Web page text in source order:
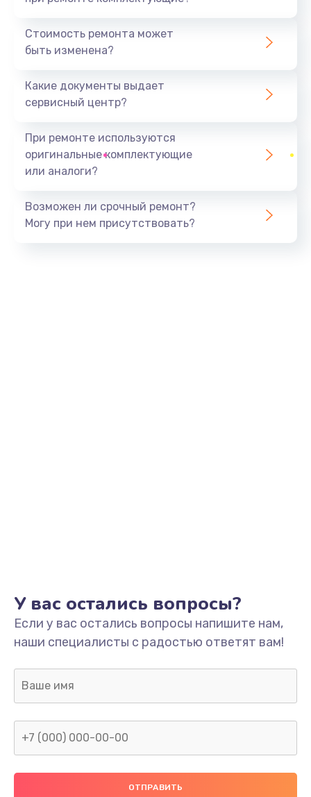
1440 руб.
Ремонт южного моста
Замена батарейки BIOS
Заказать
Замена/Pемонт карбюратора
1300 руб.
Заказать
Ремонт капиллярной трубки
400 руб.
Стоимость ремонта может
быть изменена?
Какие документы выдает
сервисный центр?
При ремонте используются
оригинальные комплектующие
или аналоги?
Возможен ли срочный ремонт?
Могу при нем присутствовать?
У вас остались вопросы?
Если у вас остались вопросы напишите нам,
наши специалисты с радостью ответят вам!